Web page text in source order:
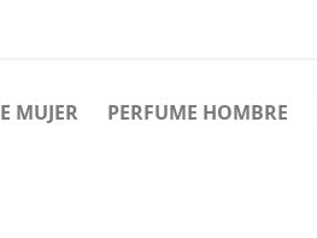
MUJER PERFUME HOMBRE